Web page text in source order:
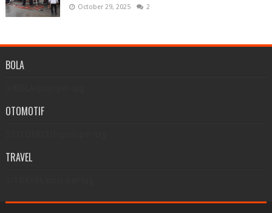
October 29, 2025 2
BOLA
OTOMOTIF
TRAVEL